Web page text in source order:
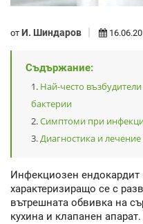
от И. Шиндаров
Съдържание:
Най-често
бактерии
Симптоми при
Диагностика и
Инфекциозен ендокардит
характеризиращо се с
вътрешната обвивка на
кухина и клапанен апарат.